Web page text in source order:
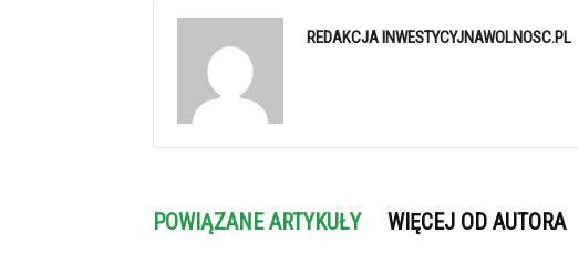
REDAKCJA INWESTYCYJNAWOLNOSC.PL
POWIĄZANE ARTYKUŁY WIĘCEJ OD AUTORA